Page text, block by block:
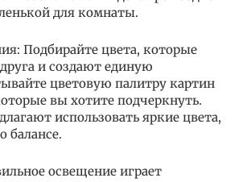
для комнаты.
Подбирайте цвета, которые
и создают единую
цветовую палитру картин
вы хотите подчеркнуть.
использовать яркие цвета,
балансе.
освещение играет